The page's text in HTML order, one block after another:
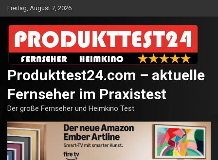
Skip
to
content
Freitag, August 7, 2026
Produkttest24.com – aktuelle
Fernseher im Praxistest
Der große Fernseher und Heimkino Test